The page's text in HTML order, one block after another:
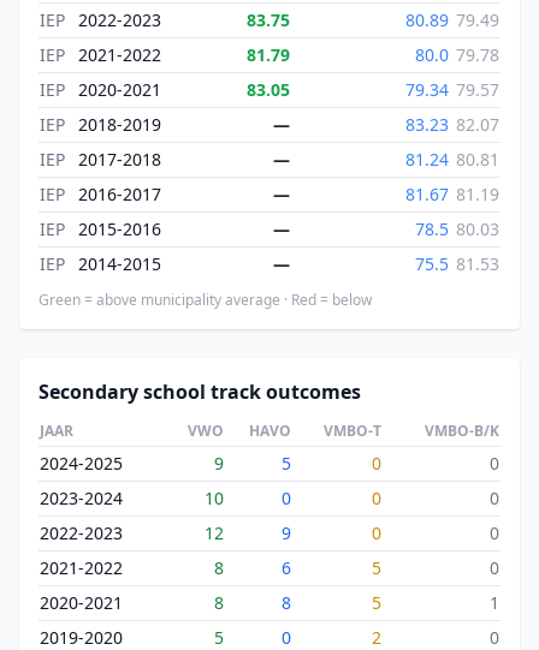
IEP 2022-2023 83.75 80.89 79.49
IEP 2021-2022 81.79 80.0 79.78
IEP 2020-2021 83.05 79.34 79.57
IEP 2018-2019 — 83.23 82.07
IEP 2017-2018 — 81.24 80.81
IEP 2016-2017 — 81.67 81.19
IEP 2015-2016 — 78.5 80.03
IEP 2014-2015 — 75.5 81.53
Green = above municipality average · Red = below
Secondary school track outcomes
JAAR VWO HAVO VMBO-T VMBO-B/K
2024-2025 9 5 0
0
2023-2024
10 0 0
0
2022-2023
12 9 0
0
2021-2022
8 6 5
0
2020-2021
8 8 5
1
2019-2020
5 0 2 0